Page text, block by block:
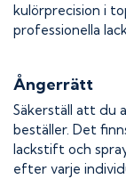
kulörprecision i
professionella
Ångerrätt
Säkerställ att du
beställer. Det
lackstift och
efter varje